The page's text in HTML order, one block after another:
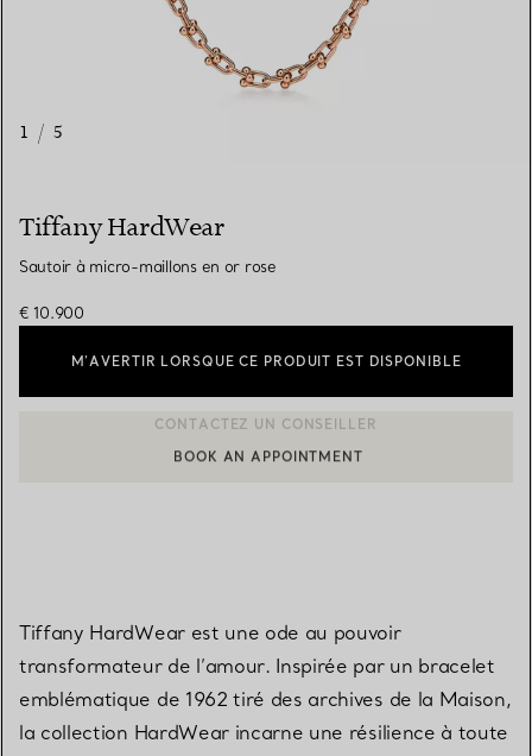
1 / 5
Tiffany HardWear
Sautoir à micro-maillons en or rose
€ 10.900
M’AVERTIR LORSQUE CE PRODUIT EST DISPONIBLE
CONTACTER UN CONSEILLER CLIENT OU PRENDRE RENDEZ-
BOOK AN APPOINTMENT
Tiffany HardWear est une ode au pouvoir
transformateur de l’amour. Inspirée par un bracelet
emblématique de 1962 tiré des archives de la Maison,
la collection HardWear incarne une résilience à toute